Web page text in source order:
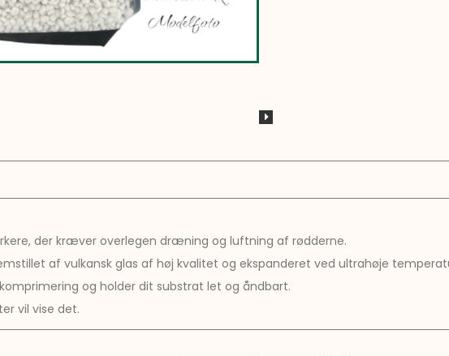
der kræver overlegen dræning og luftning af rødderne.
af vulkansk glas af høj kvalitet og ekspanderet ved ultrahøje
og holder dit substrat let og åndbart.
vil vise det.